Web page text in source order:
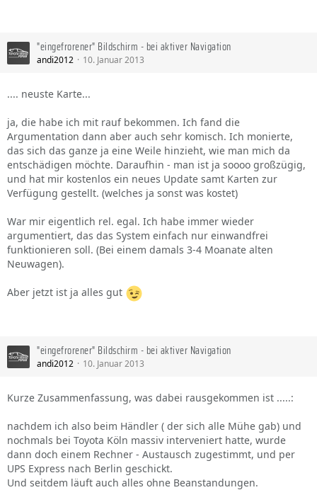
"eingefrorener" Bildschirm - bei aktiver Navigation
andi2012 10. Januar 2013
.... neuste Karte...
ja, die habe ich mit rauf bekommen. Ich fand die
Argumentation dann aber auch sehr komisch. Ich monierte,
das sich das ganze ja eine Weile hinzieht, wie man mich da
entschädigen möchte. Daraufhin - man ist ja soooo großzügig,
und hat mir kostenlos ein neues Update samt Karten zur
Verfügung gestellt. (welches ja sonst was kostet)
War mir eigentlich rel. egal. Ich habe immer wieder
argumentiert, das das System einfach nur einwandfrei
funktionieren soll. (Bei einem damals 3-4 Moanate alten
Neuwagen).
Aber jetzt ist ja alles gut
"eingefrorener" Bildschirm - bei aktiver Navigation
andi2012 10. Januar 2013
Kurze Zusammenfassung, was dabei rausgekommen ist .....:
nachdem ich also beim Händler ( der sich alle Mühe gab) und
nochmals bei Toyota Köln massiv interveniert hatte, wurde
dann doch einem Rechner - Austausch zugestimmt, und per
UPS Express nach Berlin geschickt.
Und seitdem läuft auch alles ohne Beanstandungen.